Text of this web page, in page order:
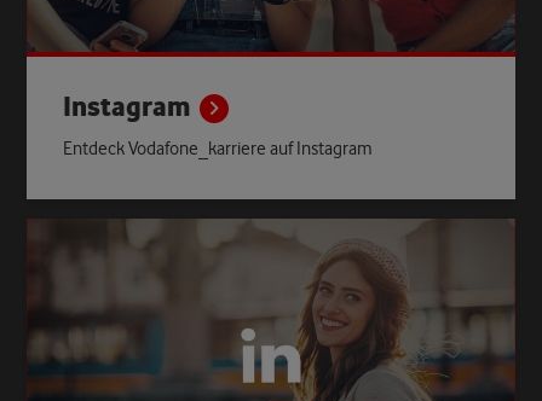
Instagram
Entdeck Vodafone_karriere auf Instagram